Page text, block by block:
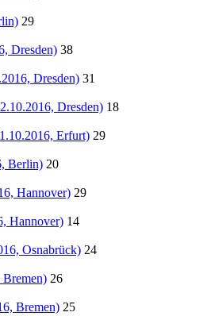
29
Dresden) 38
Dresden) 31
Dresden) 18
Erfurt) 29
Berlin) 20
Hannover) 29
Hannover) 14
Osnabrück) 24
26
Bremen) 25